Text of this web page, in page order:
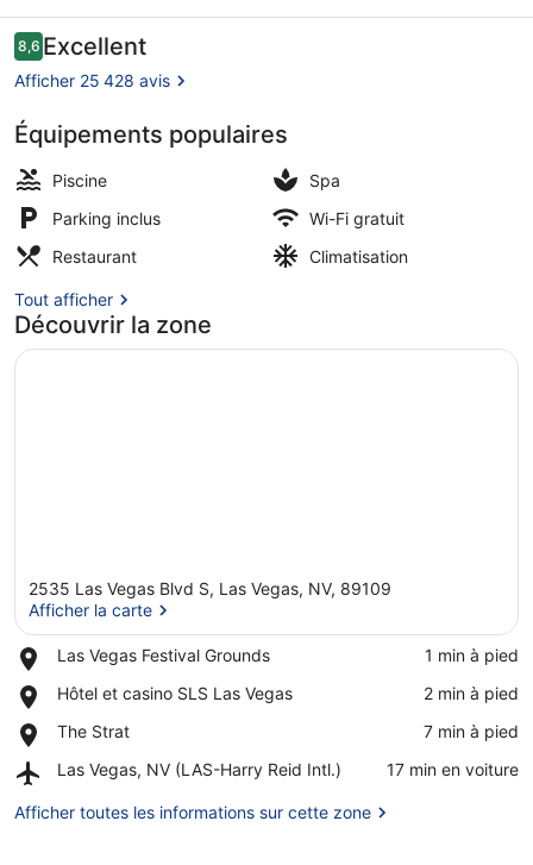
Vegas
Piscine extérieure (ouverte en
Avis
voyageurs
8,68,6 sur 10
Excellent
Afficher 25 428 avis
Équipements populaires
Piscine
Spa
Parking inclus
Wi-Fi gratuit
Restaurant
Climatisation
Tout afficher
Découvrir la zone
2535 Las Vegas Blvd S, Las Vegas, NV, 89109
Afficher la carte
Las Vegas Festival Grounds
Place,
Vegas
Grounds
‪1 min à pied‬
Hôtel et casino SLS Las Vegas
Place,
et
SLS
Vegas
‪2 min à pied‬
The Strat
Place,
Strat
‪7 min à pied‬
Las Vegas, NV (LAS-Harry Reid Intl.)
Airport,
Vegas,
‪17 min en voiture‬
Afficher toutes les informations sur cette zone